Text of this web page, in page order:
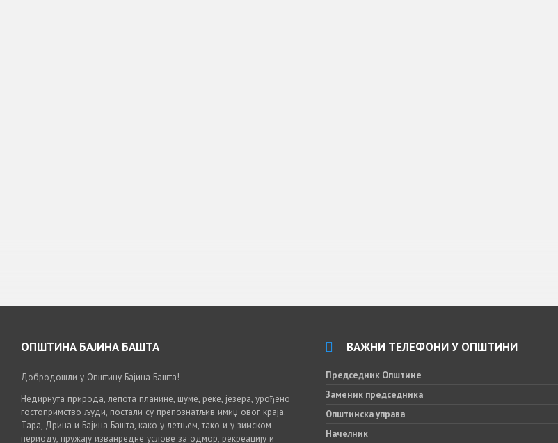
ОПШТИНА БАЈИНА БАШТА
Добродошли у Општину Бајина Башта!
Недирнута природа, лепота планине, шуме, реке, језера, урођено
гостопримство људи, постали су препознатљив имиџ овог краја.
Тара, Дрина и Бајина Башта, како у летњем, тако и у зимском
периоду, пружају изванредне услове за одмор, рекреацију и
ВАЖНИ ТЕЛЕФОНИ У ОПШТИНИ
Председник Општине
Заменик председника
Општинска управа
Начелник